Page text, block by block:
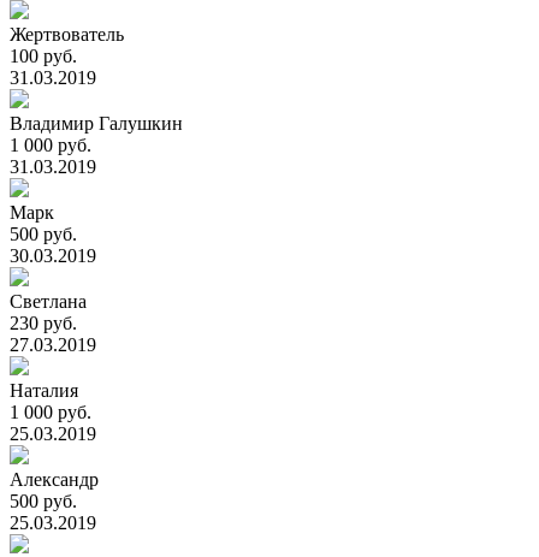
Жертвователь
100 руб.
31.03.2019
Владимир Галушкин
1 000 руб.
31.03.2019
Марк
500 руб.
30.03.2019
Светлана
230 руб.
27.03.2019
Наталия
1 000 руб.
25.03.2019
Александр
500 руб.
25.03.2019